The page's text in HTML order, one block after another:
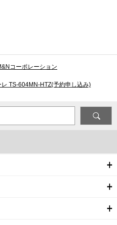
コーポレーション
レ TS-604MN-HTZ(予約申し込み)